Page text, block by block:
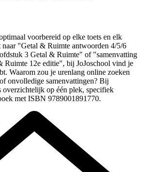
voorbereid op elke toets en elk
naar "Getal & Ruimte antwoorden 4/5/6
3 Getal & Ruimte" of "samenvatting
Ruimte 12e editie", bij JoJoschool vind je
Waarom zou je urenlang online zoeken
onvolledige samenvattingen? Bij
overzichtelijk op één plek, specifiek
met ISBN 9789001891770.